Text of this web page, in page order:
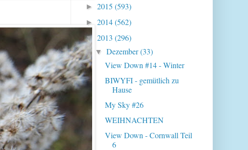
► 2015 (593)
► 2014(562)
▼ 2013 (296)
▼Dezember(33)
View Down #14 - Winter
BIWYFI - gemütlich zu
Hause
My Sky #26
WEIHNACHTEN
View Down - Cornwall Teil
6